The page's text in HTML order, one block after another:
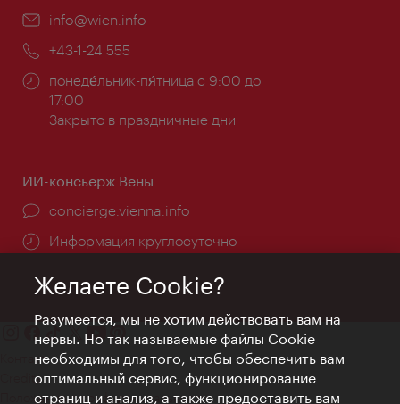
Эл.
info@wien.info
Телефон:
+43-1-24 555
Часы
работы:
понеде́льник-пя́тница с 9:00 до
17:00
Закрыто в праздничные дни
ИИ-консьерж Вены
concierge.vienna.info
Информация круглосуточно
Контакт
Credits
Положение о конфиденциальности
Желаете Cookie?
Разумеется, мы не хотим действовать вам на
нервы. Но так называемые файлы Cookie
необходимы для того, чтобы обеспечить вам
оптимальный сервис, функционирование
страниц и анализ, а также предоставить вам